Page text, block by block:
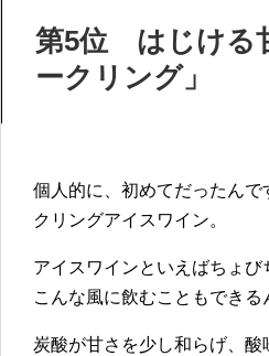
第5位 はじける
ークリング」
個人的に、初めてだったんで
クリングアイスワイン。
アイスワインといえばちょ
こんな風に飲むこともできる
炭酸が甘さを少し和らげ、